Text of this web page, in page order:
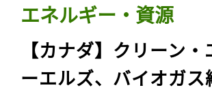
エネルギー・資源
【カナダ】クリーン
ーエルズ、バイオガ